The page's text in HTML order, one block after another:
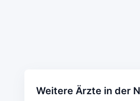
Weitere Ärzte in der